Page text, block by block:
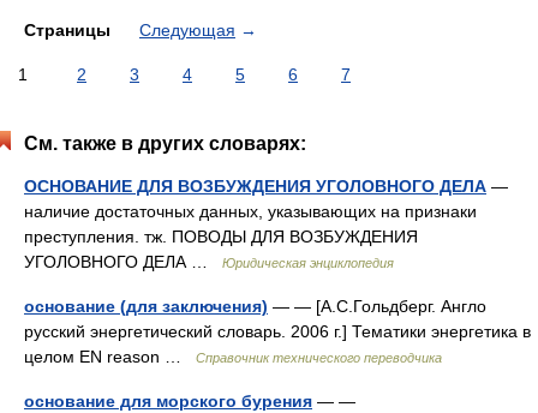
Страницы Следующая →
1 2 3 4 5 6 7
См. также в других словарях:
ОСНОВАНИЕ ДЛЯ ВОЗБУЖДЕНИЯ УГОЛОВНОГО ДЕЛА —
наличие достаточных данных, указывающих на признаки
преступления. тж. ПОВОДЫ ДЛЯ ВОЗБУЖДЕНИЯ
УГОЛОВНОГО ДЕЛА …
Юридическая энциклопедия
основание (для заключения) — — [А.С.Гольдберг. Англо
русский энергетический словарь. 2006 г.] Тематики энергетика в
целом EN reason …
Справочник технического переводчика
основание для морского бурения — —